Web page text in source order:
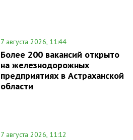
7 августа 2026, 11:44
Более 200 вакансий открыто
на железнодорожных
предприятиях в Астраханской
области
7 августа 2026, 11:12